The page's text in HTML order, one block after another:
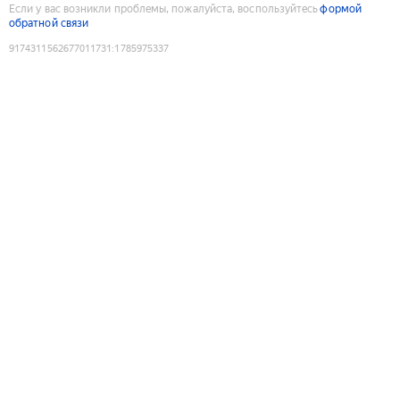
Если у вас возникли проблемы, пожалуйста, воспользуйтесьформой
обратной связи
9174311562677011731 :1785975337